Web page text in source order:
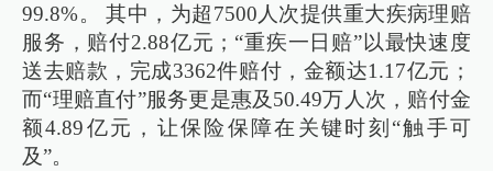
99.8%。 其中，为超7500人次提供重大疾病理赔
服务，赔付2.88亿元；“重疾一日赔”以最快速度
送去赔款，完成3362件赔付，金额达1.17亿元；
而“理赔直付”服务更是惠及50.49万人次，赔付金
额4.89亿元，让保险保障在关键时刻“触手可
及”。